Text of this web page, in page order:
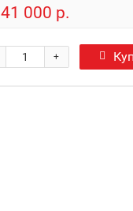
41 000 р.
+